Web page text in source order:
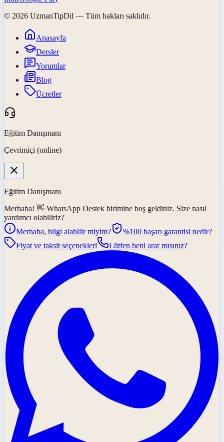
© 2026 UzmanTipDil — Tüm hakları saklıdır.
Anasayfa
Dersler
Yorumlar
Blog
Ücretler
Eğitim Danışmanı
Çevrimiçi (online)
Eğitim Danışmanı
Merhaba! 👋 WhatsApp Destek birimine hoş geldiniz. Size nasıl
yardımcı olabiliriz?
Merhaba, bilgi alabilir miyim?
%100 başarı garantisi nedir?
Fiyat ve taksit seçenekleri
Lütfen beni arar mısınız?